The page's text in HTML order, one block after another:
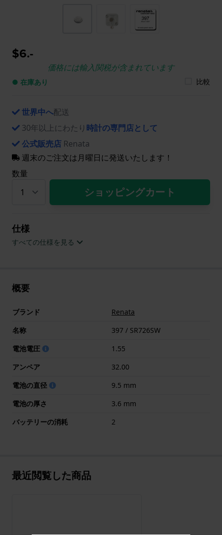
$6.-
価格には輸入関税が含まれています
● 在庫あり 比較
世界中へ配送
30年以上にわたり 時計の専門店として
公式販売店 Renata
週末のご注文は月曜日に発送いたします！
数量
ショッピングカート
仕様
すべての仕様を見る
概要
ブランド
Renata
名称
397 / SR726SW
電池電圧
1.55
アンペア
32.00
電池の直径
9.5 mm
電池の厚さ
3.6 mm
バッテリーの消耗
2
最近閲覧した商品